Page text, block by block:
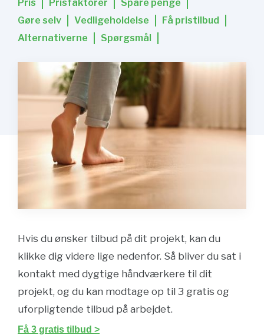
Pris Prisfaktorer
Spare penge
Gøre selv
Vedligeholdelse
Få pristilbud
Alternativerne
Spørgsmål
Hvis du ønsker tilbud på dit projekt, kan du
klikke dig videre lige nedenfor. Så bliver du sat i
kontakt med dygtige håndværkere til dit
projekt, og du kan modtage op til 3 gratis og
uforpligtende tilbud på arbejdet.
Få 3 gratis tilbud >